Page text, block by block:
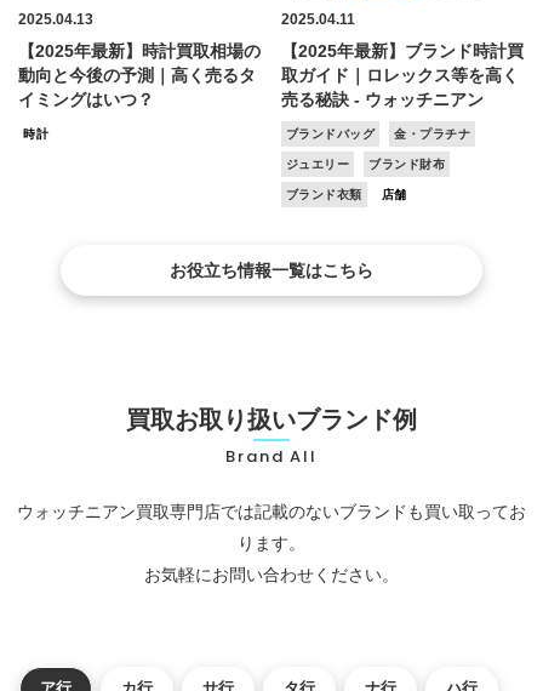
2025.04.13
【2025年最新】時計買取相場の
動向と今後の予測｜高く売るタ
イミングはいつ？
時計
2025.04.11
【2025年最新】ブランド時計買
取ガイド｜ロレックス等を高く
売る秘訣 - ウォッチニアン
ブランドバッグ 金・プラチナ
ジュエリー ブランド財布
ブランド衣類 店舗
お役立ち情報一覧はこちら
買取お取り扱いブランド例
Brand All
ウォッチニアン買取専門店では記載のないブランドも買い取ってお
ります。
お気軽にお問い合わせください。